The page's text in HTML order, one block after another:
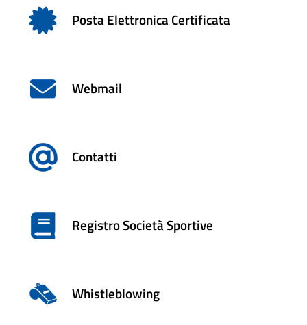
Posta Elettronica Certificata
Webmail
Contatti
Registro Società Sportive
Whistleblowing